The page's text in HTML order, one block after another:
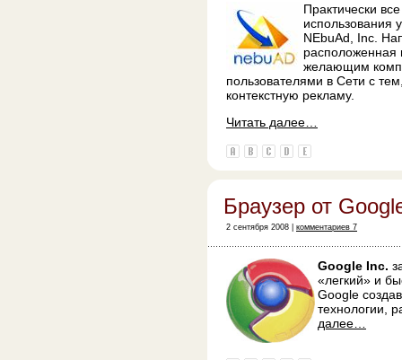
Практически
использования
NEbuAd, Inc.
расположенная
желающим
пользователями в Сети с
контекстную рекламу.
Читать далее…
Браузер от
2 сентября 2008 | комментариев 7
Google Inc.
«легкий» и
Google
технологии,
далее…